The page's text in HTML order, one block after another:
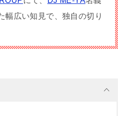
幅広い知見で、独自の切り